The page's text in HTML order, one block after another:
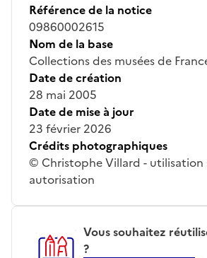
Référence de la notice
09860002615
Nom de la base
Collections des musées de
Date de création
28 mai 2005
Date de mise à jour
23 février 2026
Crédits photographiques
© Christophe Villard - utilisation
autorisation
Vous souhaitez
?